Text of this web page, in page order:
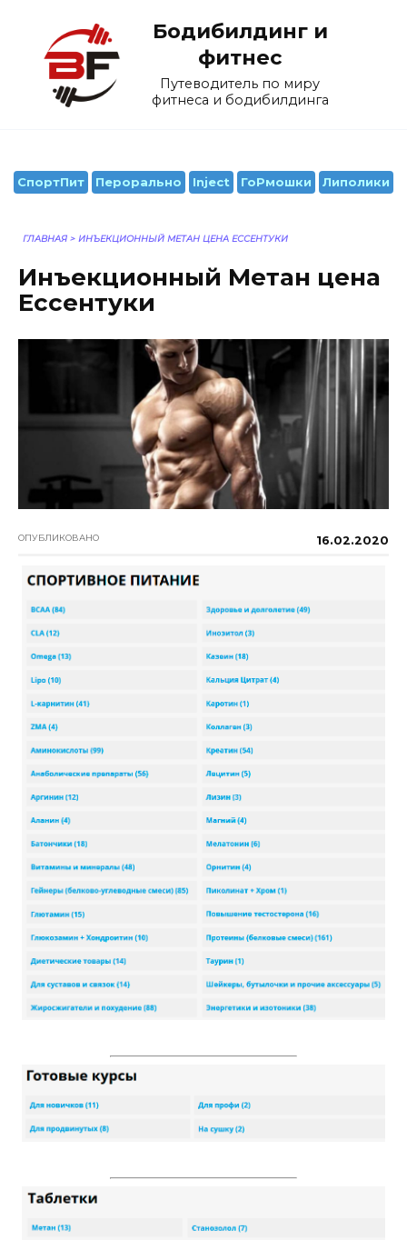
содержанию
Бодибилдинг и
фитнес
Путеводитель по миру
фитнеса и бодибилдинга
СпортПит Перорально Inject ГоРмошки Липолики
ГЛАВНАЯ > ИНЪЕКЦИОННЫЙ МЕТАН ЦЕНА ЕССЕНТУКИ
Инъекционный Метан цена
Ессентуки
ОПУБЛИКОВАНО 16.02.2020